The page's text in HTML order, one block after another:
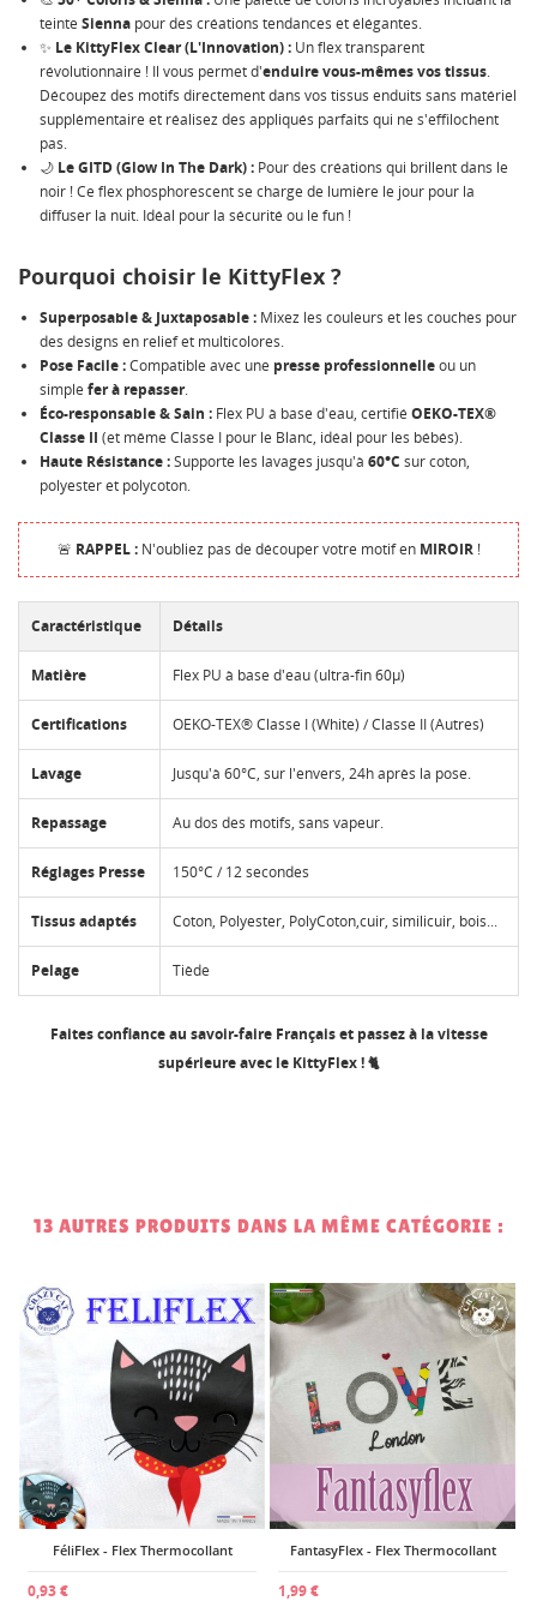
teinte Sienna pour des créations tendances et élégantes.
✨ Le KittyFlex Clear (L'Innovation) : Un flex transparent
révolutionnaire ! Il vous permet d'enduire vous-mêmes vos tissus.
Découpez des motifs directement dans vos tissus enduits sans matériel
supplémentaire et réalisez des appliqués parfaits qui ne s'effilochent
pas.
🌙 Le GITD (Glow In The Dark) : Pour des créations qui brillent dans le
noir ! Ce flex phosphorescent se charge de lumière le jour pour la
diffuser la nuit. Idéal pour la sécurité ou le fun !
Pourquoi choisir le KittyFlex ?
Superposable & Juxtaposable : Mixez les couleurs et les couches pour
des designs en relief et multicolores.
Pose Facile :Compatible avec une presse professionnelleou un
simple fer à repasser.
Éco-responsable & Sain : Flex PU à base d'eau, certifié OEKO-TEX®
Classe II (et même Classe I pour le Blanc, idéal pour les bébés).
Haute Résistance :Supporte les lavages jusqu'à 60°C sur coton,
polyester et polycoton.
🚨 RAPPEL :N'oubliez pas de découper votre motif en MIROIR!
Caractéristique Détails
Matière Flex PU à base d'eau (ultra-fin 60µ)
Certifications OEKO-TEX® Classe I (White) / Classe II (Autres)
Lavage Jusqu'à 60°C, sur l'envers, 24h après la pose.
Repassage Au dos des motifs, sans vapeur.
Réglages Presse 150°C / 12 secondes
Tissus adaptés Coton, Polyester, PolyCoton,cuir, similicuir, bois...
Pelage Tiède
Faites confiance au savoir-faire Français et passez à la vitesse
supérieure avec le KittyFlex ! 🐈
13 AUTRES PRODUITS DANS LA MÊME CATÉGORIE :
FéliFlex - Flex Thermocollant
0,93 €
FantasyFlex - Flex Thermocollant
1,99 €
MES LISTES
add_circle_outlineCréer une nouvelle liste
NOM DE LA LISTE D'ENVIES
Annuler Créer une liste d'envies
Vous devez être connecté pour ajouter des produits à
votre liste d'envies.